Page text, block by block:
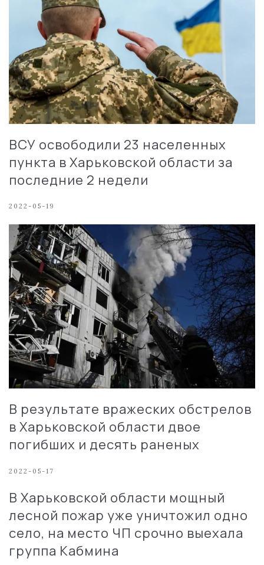
ВСУ освободили 23 населенных
пункта в Харьковской области за
последние 2 недели
2022-05-19
В результате вражеских обстрелов
в Харьковской области двое
погибших и десять раненых
2022-05-17
В Харьковской области мощный
лесной пожар уже уничтожил одно
село, на место ЧП срочно выехала
группа Кабмина